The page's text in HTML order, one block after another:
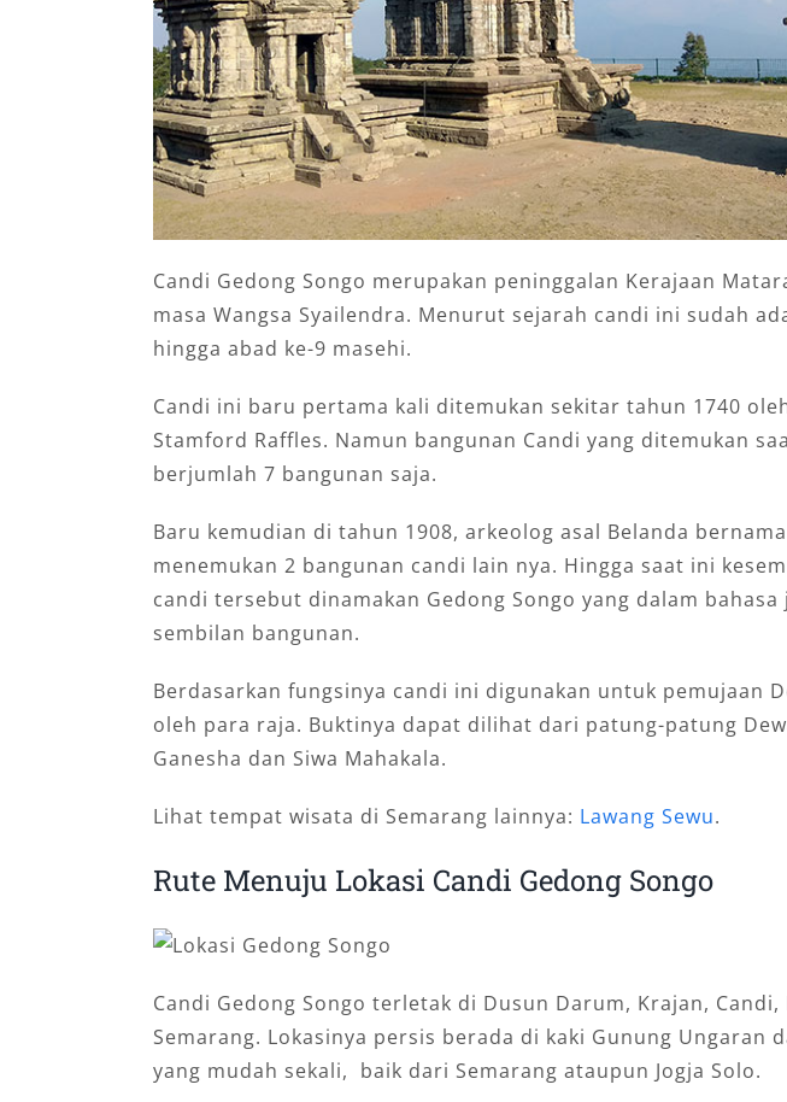
Candi Gedong Songo merupakan peninggalan Kerajaan
masa Wangsa Syailendra. Menurut sejarah candi ini sudah
hingga abad ke-9 masehi.
Candi ini baru pertama kali ditemukan sekitar tahun 1740
Stamford Raffles. Namun bangunan Candi yang ditemukan
berjumlah 7 bangunan saja.
Baru kemudian di tahun 1908, arkeolog asal Belanda
menemukan 2 bangunan candi lain nya. Hingga saat ini
candi tersebut dinamakan Gedong Songo yang dalam
sembilan bangunan.
Berdasarkan fungsinya candi ini digunakan untuk pemujaan
oleh para raja. Buktinya dapat dilihat dari patung-patung
Ganesha dan Siwa Mahakala.
Lihat tempat wisata di Semarang lainnya: Lawang Sewu.
Rute Menuju Lokasi Candi Gedong Songo
Candi Gedong Songo terletak di Dusun Darum, Krajan, Candi,
Semarang. Lokasinya persis berada di kaki Gunung Ungaran
yang mudah sekali, baik dari Semarang ataupun Jogja Solo.